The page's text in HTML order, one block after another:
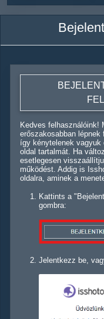
Kedves felhasználóink!
erőszakosabban lépnek
így kénytelenek vagyuk
oldal tartalmát. Ha
esetlegesen
működést. Addig is
oldalra, aminek a
Kattints a
gombra:
Jelentkezz be,